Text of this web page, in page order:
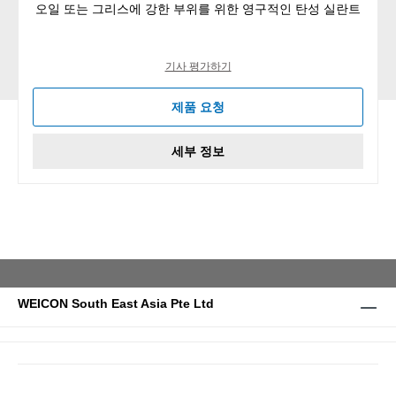
오일 또는 그리스에 강한 부위를 위한 영구적인 탄성 실란트
기사 평가하기
제품 요청
세부 정보
WEICON South East Asia Pte Ltd